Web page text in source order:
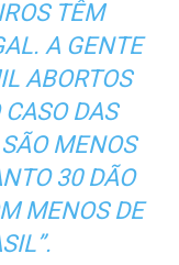
TÊM
A GENTE
ABORTOS
DAS
MENOS
30 DÃO
MENOS DE